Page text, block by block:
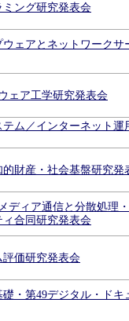
ミング研究発表会
ウェアとネットワークサ
ェア工学研究発表会
テム／インターネット運
的財産・社会基盤研究発
ディア通信と分散処理
ィ合同研究発表会
評価研究発表会
礎・第49デジタル・ドキ